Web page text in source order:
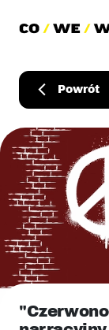
Powrót